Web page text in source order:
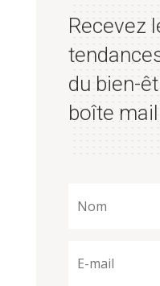
Recevez
du bien-
boîte mail